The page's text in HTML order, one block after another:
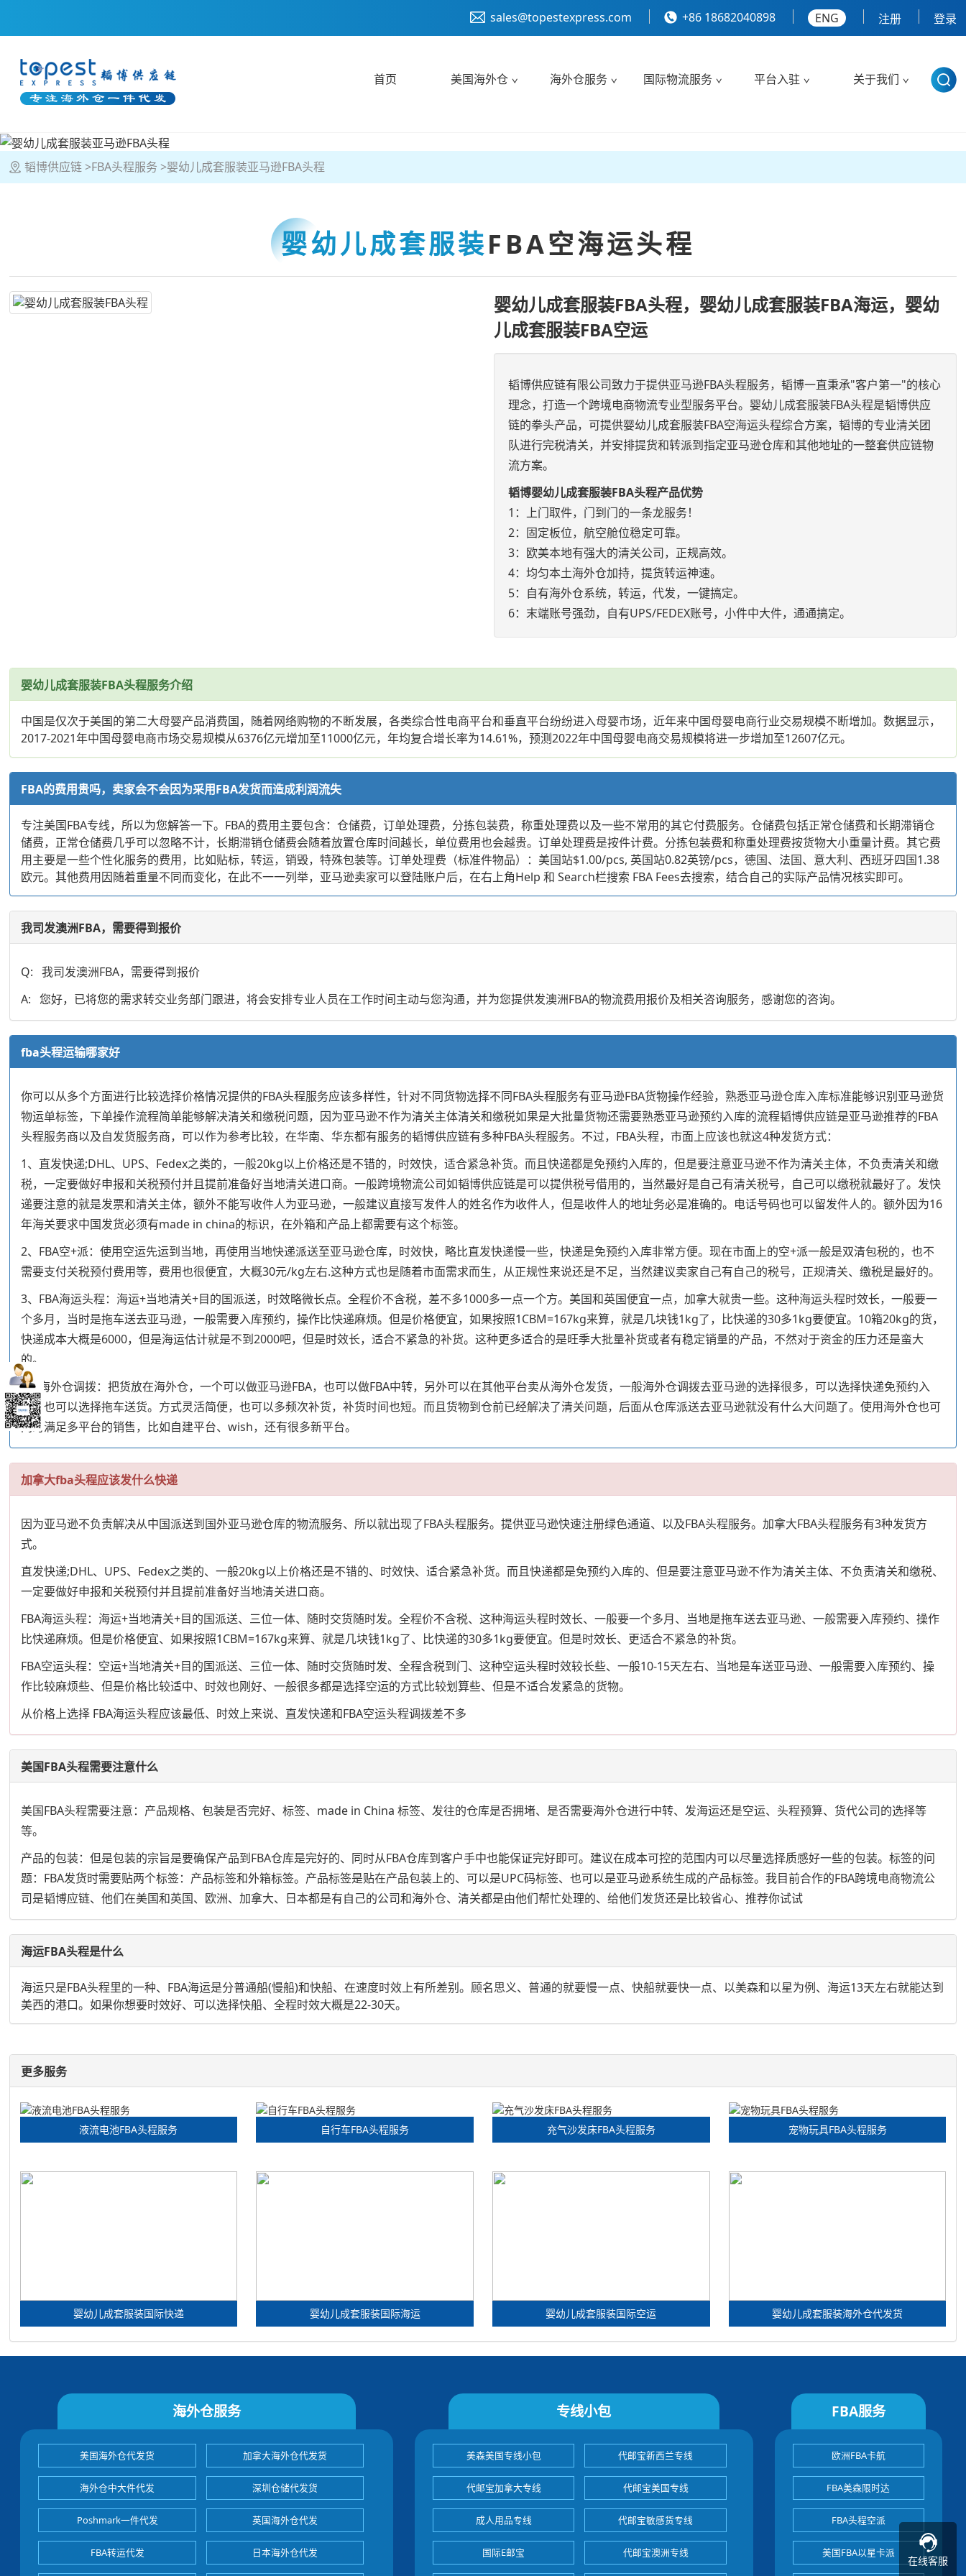
sales@topestexpress.com +86 18682040898 ENG 注册 登录
首页 美国海外仓 海外仓服务 国际物流服务 平台入驻 关于我们
韬博供应链 FBA头程服务 婴幼儿成套服装亚马逊FBA头程
婴幼儿成套服装FBA空海运头程
婴幼儿成套服装FBA头程，婴幼儿成套服装FBA海运，婴幼
儿成套服装FBA空运
韬博供应链有限公司致力于提供亚马逊FBA头程服务，韬博一直秉承"客户第一"的核心
理念，打造一个跨境电商物流专业型服务平台。婴幼儿成套服装FBA头程是韬博供应
链的拳头产品，可提供婴幼儿成套服装FBA空海运头程综合方案，韬博的专业清关团
队进行完税清关，并安排提货和转派到指定亚马逊仓库和其他地址的一整套供应链物
流方案。
韬博婴幼儿成套服装FBA头程产品优势
1：上门取件，门到门的一条龙服务！
2：固定板位，航空舱位稳定可靠。
3：欧美本地有强大的清关公司，正规高效。
4：均匀本土海外仓加持，提货转运神速。
5：自有海外仓系统，转运，代发，一键搞定。
6：末端账号强劲，自有UPS/FEDEX账号，小件中大件，通通搞定。
婴幼儿成套服装FBA头程服务介绍
中国是仅次于美国的第二大母婴产品消费国，随着网络购物的不断发展，各类综合性电商平台和垂直平台纷纷进入母婴市场，近年来中国母婴电商行业交易规模不断增加。数据显示，
2017-2021年中国母婴电商市场交易规模从6376亿元增加至11000亿元，年均复合增长率为14.61%，预测2022年中国母婴电商交易规模将进一步增加至12607亿元。
FBA的费用贵吗，卖家会不会因为采用FBA发货而造成利润流失
专注美国FBA专线，所以为您解答一下。FBA的费用主要包含：仓储费，订单处理费，分拣包装费，称重处理费以及一些不常用的其它付费服务。仓储费包括正常仓储费和长期滞销仓
储费，正常仓储费几乎可以忽略不计，长期滞销仓储费会随着放置仓库时间越长，单位费用也会越贵。订单处理费是按件计费。分拣包装费和称重处理费按货物大小重量计费。其它费
用主要是一些个性化服务的费用，比如贴标，转运，销毁，特殊包装等。订单处理费（标准件物品）：美国站$1.00/pcs, 英国站0.82英镑/pcs，德国、法国、意大利、西班牙四国1.38
欧元。其他费用因随着重量不同而变化，在此不一一列举，亚马逊卖家可以登陆账户后，在右上角Help 和 Search栏搜索 FBA Fees去搜索，结合自己的实际产品情况核实即可。
我司发澳洲FBA，需要得到报价
Q: 我司发澳洲FBA，需要得到报价
A: 您好，已将您的需求转交业务部门跟进，将会安排专业人员在工作时间主动与您沟通，并为您提供发澳洲FBA的物流费用报价及相关咨询服务，感谢您的咨询。
fba头程运输哪家好
你可以从多个方面进行比较选择价格情况提供的FBA头程服务应该多样性，针对不同货物选择不同FBA头程服务有亚马逊FBA货物操作经验，熟悉亚马逊仓库入库标准能够识别亚马逊货
物运单标签，下单操作流程简单能够解决清关和缴税问题，因为亚马逊不作为清关主体清关和缴税如果是大批量货物还需要熟悉亚马逊预约入库的流程韬博供应链是亚马逊推荐的FBA
头程服务商以及自发货服务商，可以作为参考比较，在华南、华东都有服务的韬博供应链有多种FBA头程服务。不过，FBA头程，市面上应该也就这4种发货方式：
1、直发快递;DHL、UPS、Fedex之类的，一般20kg以上价格还是不错的，时效快，适合紧急补货。而且快递都是免预约入库的，但是要注意亚马逊不作为清关主体，不负责清关和缴
税，一定要做好申报和关税预付并且提前准备好当地清关进口商。一般跨境物流公司如韬博供应链是可以提供税号借用的，当然最好是自己有清关税号，自己可以缴税就最好了。发快
递要注意的就是发票和清关主体，额外不能写收件人为亚马逊，一般建议直接写发件人的姓名作为收件人，但是收件人的地址务必是准确的。电话号码也可以留发件人的。额外因为16
年海关要求中国发货必须有made in china的标识，在外箱和产品上都需要有这个标签。
2、FBA空+派：使用空运先运到当地，再使用当地快递派送至亚马逊仓库，时效快，略比直发快递慢一些，快递是免预约入库非常方便。现在市面上的空+派一般是双清包税的，也不
需要支付关税预付费用等，费用也很便宜，大概30元/kg左右.这种方式也是随着市面需求而生，从正规性来说还是不足，当然建议卖家自己有自己的税号，正规清关、缴税是最好的。
3、FBA海运头程：海运+当地清关+目的国派送，时效略微长点。全程价不含税，差不多1000多一点一个方。美国和英国便宜一点，加拿大就贵一些。这种海运头程时效长，一般要一
个多月，当时是拖车送去亚马逊，一般需要入库预约，操作比快递麻烦。但是价格便宜，如果按照1CBM=167kg来算，就是几块钱1kg了，比快递的30多1kg要便宜。10箱20kg的货，
快递成本大概是6000，但是海运估计就是不到2000吧，但是时效长，适合不紧急的补货。这种更多适合的是旺季大批量补货或者有稳定销量的产品，不然对于资金的压力还是蛮大
的。
4、海外仓调拨：把货放在海外仓，一个可以做亚马逊FBA，也可以做FBA中转，另外可以在其他平台卖从海外仓发货，一般海外仓调拨去亚马逊的选择很多，可以选择快递免预约入
库，也可以选择拖车送货。方式灵活简便，也可以多频次补货，补货时间也短。而且货物到仓前已经解决了清关问题，后面从仓库派送去亚马逊就没有什么大问题了。使用海外仓也可
同时满足多平台的销售，比如自建平台、wish，还有很多新平台。
加拿大fba头程应该发什么快递
因为亚马逊不负责解决从中国派送到国外亚马逊仓库的物流服务、所以就出现了FBA头程服务。提供亚马逊快速注册绿色通道、以及FBA头程服务。加拿大FBA头程服务有3种发货方
式。
直发快递;DHL、UPS、Fedex之类的、一般20kg以上价格还是不错的、时效快、适合紧急补货。而且快递都是免预约入库的、但是要注意亚马逊不作为清关主体、不负责清关和缴税、
一定要做好申报和关税预付并且提前准备好当地清关进口商。
FBA海运头程：海运+当地清关+目的国派送、三位一体、随时交货随时发。全程价不含税、这种海运头程时效长、一般要一个多月、当地是拖车送去亚马逊、一般需要入库预约、操作
比快递麻烦。但是价格便宜、如果按照1CBM=167kg来算、就是几块钱1kg了、比快递的30多1kg要便宜。但是时效长、更适合不紧急的补货。
FBA空运头程：空运+当地清关+目的国派送、三位一体、随时交货随时发、全程含税到门、这种空运头程时效较长些、一般10-15天左右、当地是车送亚马逊、一般需要入库预约、操
作比较麻烦些、但是价格比较适中、时效也刚好、一般很多都是选择空运的方式比较划算些、但是不适合发紧急的货物。
从价格上选择 FBA海运头程应该最低、时效上来说、直发快递和FBA空运头程调拨差不多
美国FBA头程需要注意什么
美国FBA头程需要注意：产品规格、包装是否完好、标签、made in China 标签、发往的仓库是否拥堵、是否需要海外仓进行中转、发海运还是空运、头程预算、货代公司的选择等
等。
产品的包装：但是包装的宗旨是要确保产品到FBA仓库是完好的、同时从FBA仓库到客户手中也能保证完好即可。建议在成本可控的范围内可以尽量选择质感好一些的包装。标签的问
题：FBA发货时需要贴两个标签：产品标签和外箱标签。产品标签是贴在产品包装上的、可以是UPC码标签、也可以是亚马逊系统生成的产品标签。我目前合作的FBA跨境电商物流公
司是韬博应链、他们在美国和英国、欧洲、加拿大、日本都是有自己的公司和海外仓、清关都是由他们帮忙处理的、给他们发货还是比较省心、推荐你试试
海运FBA头程是什么
海运只是FBA头程里的一种、FBA海运是分普通船(慢船)和快船、在速度时效上有所差别。顾名思义、普通的就要慢一点、快船就要快一点、以美森和以星为例、海运13天左右就能达到
美西的港口。如果你想要时效好、可以选择快船、全程时效大概是22-30天。
更多服务
液流电池FBA头程服务 自行车FBA头程服务 充气沙发床FBA头程服务 宠物玩具FBA头程服务
婴幼儿成套服装国际快递 婴幼儿成套服装国际海运 婴幼儿成套服装国际空运 婴幼儿成套服装海外仓代发货
海外仓服务
美国海外仓代发货 加拿大海外仓代发货
海外仓中大件代发 深圳仓储代发货
Poshmark一件代发 英国海外仓代发
FBA转运代发 日本海外仓代发
专线小包
美森美国专线小包 代邮宝新西兰专线
代邮宝加拿大专线 代邮宝美国专线
成人用品专线 代邮宝敏感货专线
国际E邮宝 代邮宝澳洲专线
FBA服务
欧洲FBA卡航
FBA美森限时达
FBA头程空派
美国FBA以星卡派
在线客服